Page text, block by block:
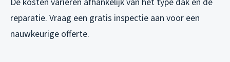
reparatie. Vraag een gratis inspectie aan voor een
nauwkeurige offerte.